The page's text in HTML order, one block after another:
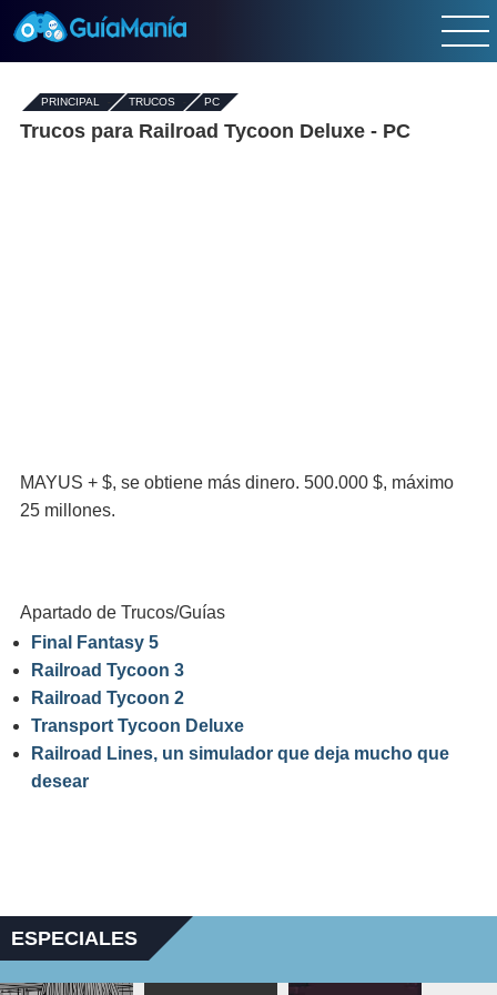
PRINCIPAL - TRUCOS- PC
Trucos para Railroad Tycoon Deluxe - PC
MAYUS + $, se obtiene más dinero. 500.000 $, máximo
25 millones.
Apartado de Trucos/Guías
Final Fantasy 5
Railroad Tycoon 3
Railroad Tycoon 2
Transport Tycoon Deluxe
Railroad Lines, un simulador que deja mucho que
desear
ESPECIALES